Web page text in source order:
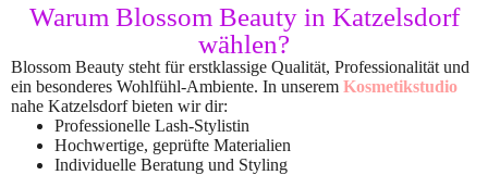
Warum Blossom Beauty in Katzelsdorf
wählen?
Blossom Beauty steht für erstklassige Qualität, Professionalität und
ein besonderes Wohlfühl-Ambiente. In unserem Kosmetikstudio
nahe Katzelsdorf bieten wir dir:
Professionelle Lash-Stylistin
Hochwertige, geprüfte Materialien
Individuelle Beratung und Styling